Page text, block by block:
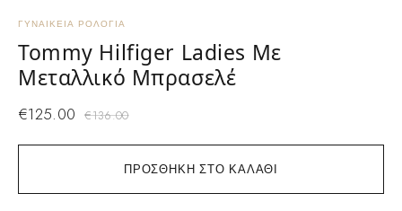
ΠΡΟΣΘΉΚΗ ΣΤΟ ΚΑΛΆΘΙ
ΓΥΝΑΙΚΕΊΑ ΡΟΛΌΓΙΑ
Tommy Hilfiger Ladies Με
Μεταλλικό Μπρασελέ
€136.00
€125.00